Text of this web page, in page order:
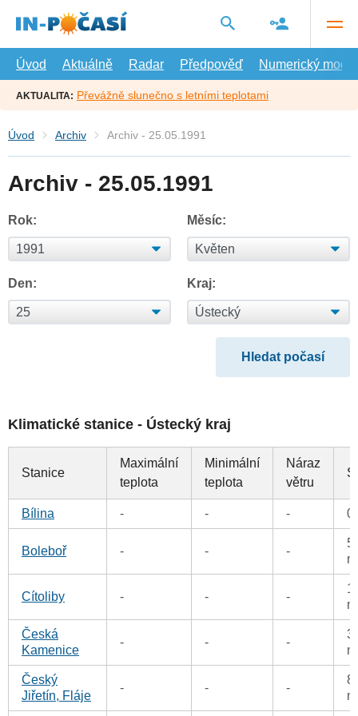
hlavní
Úvod
Aktuálně Radar Předpověď Numerický model
AKTUALITA: Převážně slunečno s letními teplotami
Úvod Archiv Archiv - 25.05.1991
Archiv - 25.05.1991
Rok: Měsíc:
Den: Kraj:
Klimatické stanice - Ústecký kraj
Stanice
Maximální
teplota
Minimální
teplota
Náraz
větru
Bílina - - - 0
Boleboř - - -
Cítoliby - - -
Česká
Kamenice
- - -
Český
Jiřetín, Fláje
- - -